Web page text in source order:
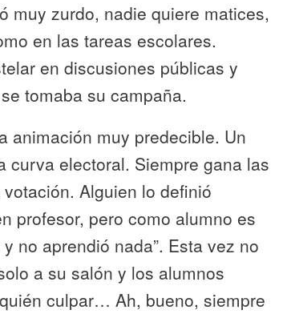
muy zurdo, nadie quiere matices,
en las tareas escolares.
en discusiones públicas y
tomaba su campaña.
animación muy predecible. Un
curva electoral. Siempre gana las
Alguien lo definió
profesor, pero como alumno es
no aprendió nada”. Esta vez no
a su salón y los alumnos
culpar… Ah, bueno, siempre